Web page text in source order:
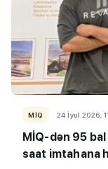
MİQ 24 İyul 2026,
MİQ-dən 95
saat imtahana